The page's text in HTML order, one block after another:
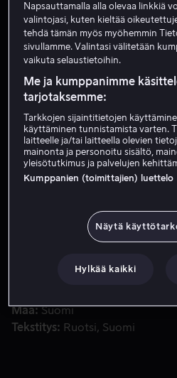
Tumman veden
6.5 Draama 2013
HD
Tilaa
Romaaniin perustuva elokuva
Romaaniin perustuva elokuva
selviytymään rakkauden ja
Ismo Kallio Milja
Maa Suomi
Tekstitys
Ruotsi Suomi
Napsauttamalla alla olevaa linkkiä
valintojasi, kuten kieltää
tehdä tämän myös myöhemmin
sivullamme. Valintasi välitetään
vaikuta selaustietoihin.
Me ja kumppanimme
tarjotaksemme:
Tarkkojen sijaintitietojen
käyttäminen tunnistamista varten.
laitteelle ja/tai laitteella olevien
mainonta ja personoitu sisältö,
yleisötutkimus ja palvelujen
Kumppanien (toimittajien) luettelo
Näytä
Hylkää kaikki